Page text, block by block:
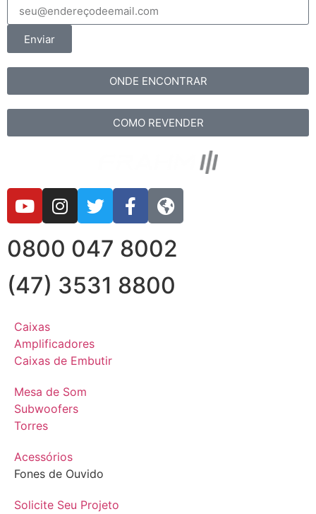
Enviar
ONDE ENCONTRAR
COMO REVENDER
0800 047 8002
(47) 3531 8800
Caixas
Amplificadores
Caixas de Embutir
Mesa de Som
Subwoofers
Torres
Acessórios
Fones de Ouvido
Solicite Seu Projeto